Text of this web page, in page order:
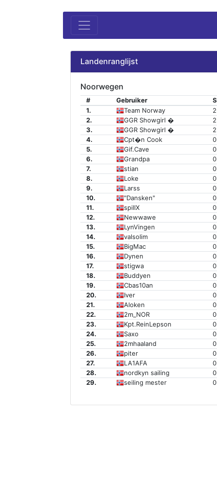
Landenranglijst
Noorwegen
# Gebruiker
1.
Team Norway
2.
GGR Showgirl �
3.
GGR Showgirl �
2
4.
Cpt�n Cook
0
5.
Gif.Cave
0
6.
Grandpa
0
7.
stian
0
8.
Loke
0
9.
Larss
0
10.
"Dansken"
0
11.
spillX
0
12.
Newwawe
0
13.
LynVingen
0
14.
valsolim
0
15.
BigMac
0
16.
Dynen
0
17.
stigwa
0
18.
Buddyen
0
19.
Cbas10an
0
20.
Iver
0
21.
Aloken
0
22.
2m_NOR
0
23.
Kpt.ReinLepson
0
24.
Saxo
0
25.
2mhaaland
0
26.
piter
0
27.
LA1AFA
0
28.
nordkyn sailing
0
29.
seiling mester 0